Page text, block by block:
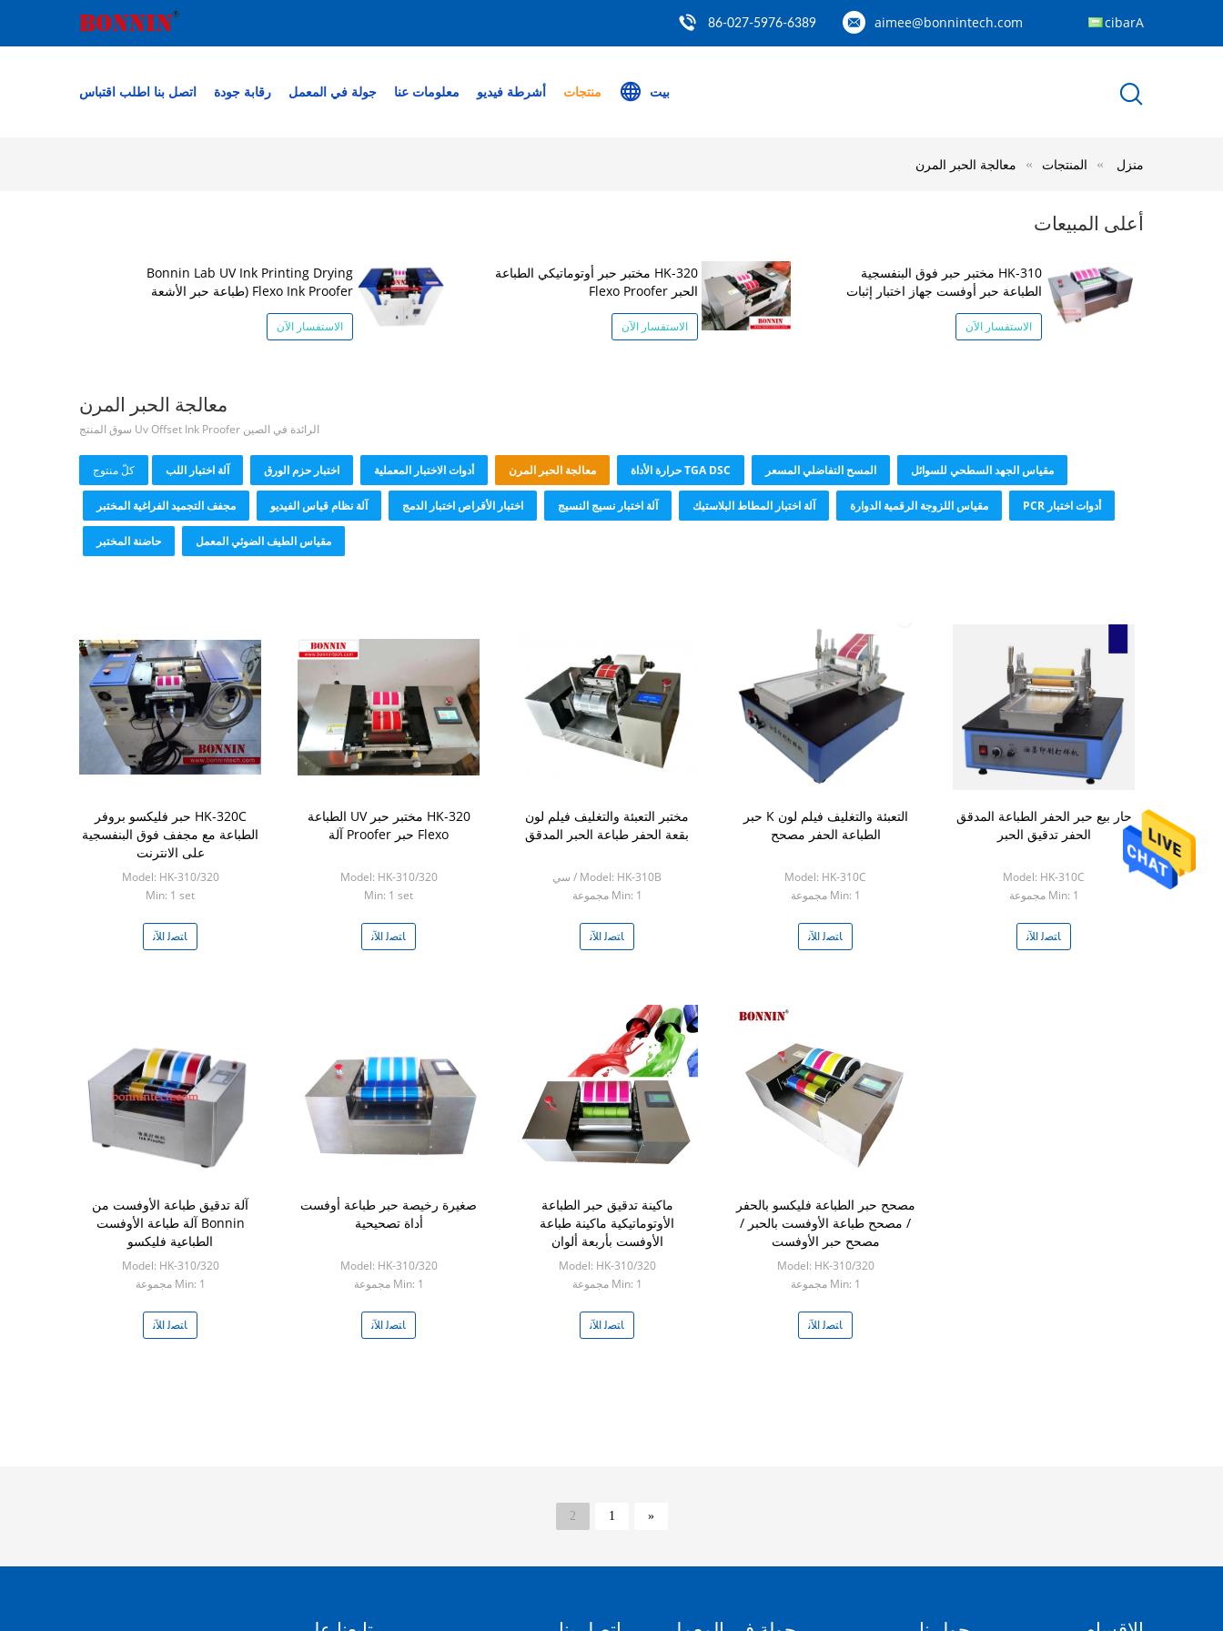
aimee@bonnintech.com
86-027-5976-6389 Arabic
بيت منتجات أشرطة فيديو معلومات عنا جولة في المعمل رقابة جودة اتصل بنا اطلب اقتباس
منزل المنتجات معالجة الحبر المرن
أعلى المبيعات
HK-310 مختبر حبر فوق البنفسجية
الطباعة حبر أوفست جهاز اختبار إثبات
الاستفسار الآن
HK-320 مختبر حبر أوتوماتيكي الطباعة
الحبر Flexo Proofer
الاستفسار الآن
Bonnin Lab UV Ink Printing Drying
Flexo Ink Proofer (طباعة حبر الأشعة
فوق البنفسجية)
الاستفسار الآن
معالجة الحبر المرن
الرائدة في الصين Uv Offset Ink Proofer سوق المنتج
كلّ منتوج آلة اختبار اللب اختبار حزم الورق أدوات الاختبار المعملية معالجة الحبر المرن TGA DSC حرارة الأداة المسح التفاضلي المسعر مقياس الجهد السطحي للسوائل
مجفف التجميد الفراغية المختبر آلة نظام قياس الفيديو اختبار الأقراص اختبار الدمج آلة اختبار نسيج النسيج آلة اختبار المطاط البلاستيك مقياس اللزوجة الرقمية الدوارة أدوات اختبار PCR
حاضنة المختبر مقياس الطيف الضوئي المعمل
HK-320C حبر فليكسو بروفر
الطباعة مع مجفف فوق البنفسجية
على الانترنت
Model: HK-310/320
Min: 1 set
ﺎﺘﺼﻟ ﺍﻶﻧ
HK-320 مختبر حبر UV الطباعة
Flexo حبر Proofer آلة
Model: HK-310/320
Min: 1 set
ﺎﺘﺼﻟ ﺍﻶﻧ
مختبر التعبئة والتغليف فيلم لون
بقعة الحفر طباعة الحبر المدقق
Model: HK-310B / سي
Min: 1 مجموعة
ﺎﺘﺼﻟ ﺍﻶﻧ
التعبئة والتغليف فيلم لون K حبر
الطباعة الحفر مصحح
Model: HK-310C
Min: 1 مجموعة
ﺎﺘﺼﻟ ﺍﻶﻧ
حار بيع حبر الحفر الطباعة المدقق
الحفر تدقيق الحبر
Model: HK-310C
Min: 1 مجموعة
ﺎﺘﺼﻟ ﺍﻶﻧ
آلة تدقيق طباعة الأوفست من
Bonnin آلة طباعة الأوفست
الطباعية فليكسو
Model: HK-310/320
Min: 1 مجموعة
ﺎﺘﺼﻟ ﺍﻶﻧ
صغيرة رخيصة حبر طباعة أوفست
أداة تصحيحية
Model: HK-310/320
Min: 1 مجموعة
ﺎﺘﺼﻟ ﺍﻶﻧ
ماكينة تدقيق حبر الطباعة
الأوتوماتيكية ماكينة طباعة
الأوفست بأربعة ألوان
Model: HK-310/320
Min: 1 مجموعة
ﺎﺘﺼﻟ ﺍﻶﻧ
مصحح حبر الطباعة فليكسو بالحفر
/ مصحح طباعة الأوفست بالحبر /
مصحح حبر الأوفست
Model: HK-310/320
Min: 1 مجموعة
ﺎﺘﺼﻟ ﺍﻶﻧ
«
1
2